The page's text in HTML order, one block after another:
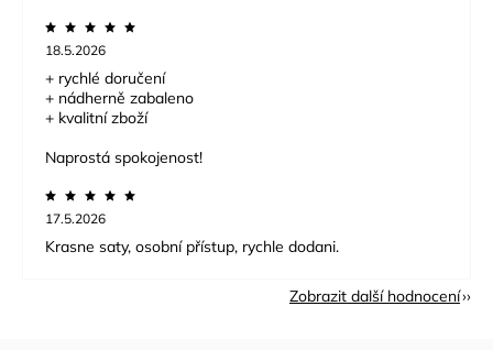
18.5.2026
+ rychlé doručení
+ nádherně zabaleno
+ kvalitní zboží
Naprostá spokojenost!
17.5.2026
Krasne saty, osobní přístup, rychle dodani.
Zobrazit další hodnocení